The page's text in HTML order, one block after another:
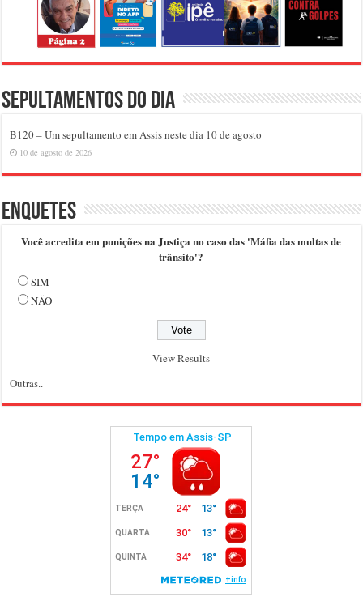
Sepultamentos do dia
B120 – Um sepultamento em Assis neste dia 10 de agosto
10 de agosto de 2026
Enquetes
Você acredita em punições na Justiça no caso das 'Máfia das multas de
trânsito'?
SIM
NÃO
View Results
Outras..